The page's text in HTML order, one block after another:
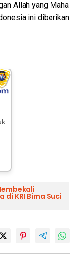
Allah yang Maha
ini diberikan
KRI Bima Suci